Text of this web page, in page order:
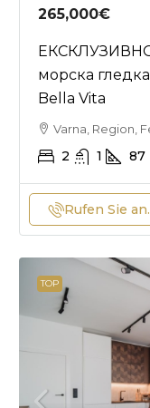
265,000€
морска
Bella Vita
Varna, Region,
2 1 87
Rufen Sie an.
TOP